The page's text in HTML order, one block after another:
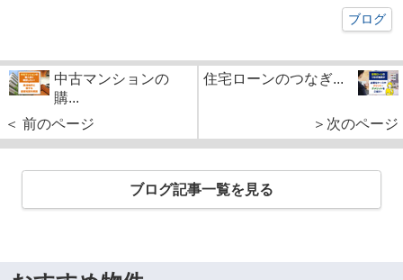
ブログ
中古マンションの
購...
＜ 前のページ
住宅ローンのつなぎ...
＞次のページ
ブログ記事一覧を見る